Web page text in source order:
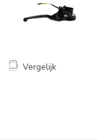
Vergelijk